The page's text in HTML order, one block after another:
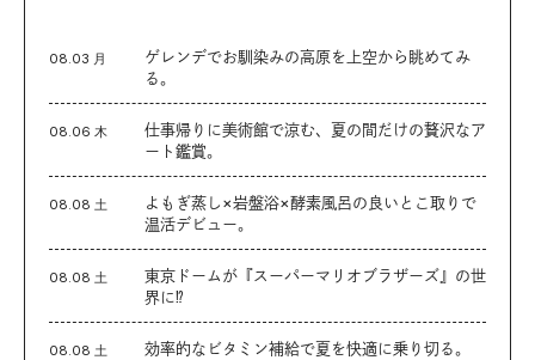
08.03 月
ゲレンデでお馴染みの高原を上空から眺めてみ
る。
08.06 木
仕事帰りに美術館で涼む、夏の間だけの贅沢なア
ート鑑賞。
08.08 土
よもぎ蒸し×岩盤浴×酵素風呂の良いとこ取りで
温活デビュー。
08.08 土
東京ドームが『スーパーマリオブラザーズ』の世
界に⁉︎
08.08 土 効率的なビタミン補給で夏を快適に乗り切る。